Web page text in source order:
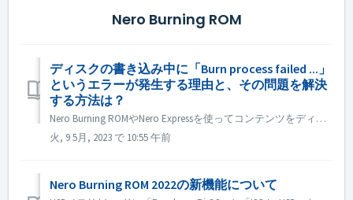
Nero Burning ROM
ディスクの書き込み中に「Burn process failed ...」
というエラーが発生する理由と、その問題を解決
する方法は？
Nero Burning ROMやNero Expressを使ってコンテンツをディスクに書き込む際に、「Burn process failed ...」というエラーメッセージが表示されることがあります。 では、これらのエラーは何を意味し、どのように関連する問題を修正するのでしょうか？ Nero Burnin...
火, 9 5月, 2023 で 10:55 午前
Nero Burning ROM 2022の新機能について